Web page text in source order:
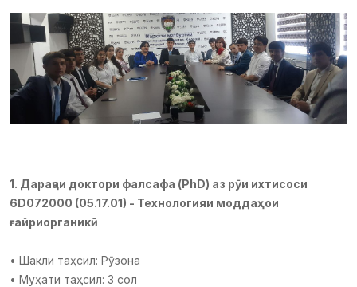
1. Дараҷаи доктори фалсафа (PhD) аз рӯи ихтисоси
6D072000 (05.17.01) - Технологияи моддаҳои
ғайриорганикӣ
• Шакли таҳсил: Рӯзона
• Муҳати таҳсил: 3 сол